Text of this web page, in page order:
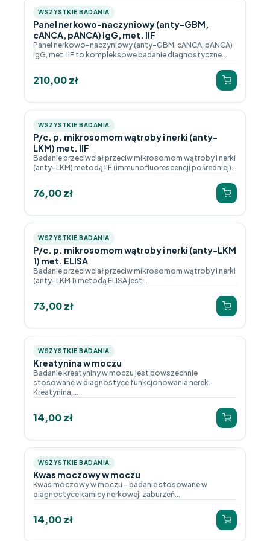
WSZYSTKIE BADANIA
Panel nerkowo-naczyniowy (anty-GBM,
cANCA, pANCA) IgG, met. IIF
Panel nerkowo-naczyniowy (anty-GBM, cANCA, pANCA)
IgG, met. IIF to kompleksowe badanie diagnostyczne...
210,00zł
WSZYSTKIE BADANIA
P/c. p. mikrosomom wątroby i nerki (anty-
LKM) met. IIF
Badanie przeciwciał przeciw mikrosomom wątroby i nerki
(anty-LKM) metodą IIF (immunofluorescencji pośredniej)...
76,00zł
WSZYSTKIE BADANIA
P/c. p. mikrosomom wątroby i nerki (anty-LKM
1) met. ELISA
Badanie przeciwciał przeciw mikrosomom wątroby i nerki
(anty-LKM 1) metodą ELISA jest...
73,00zł
WSZYSTKIE BADANIA
Kreatynina w moczu
Badanie kreatyniny w moczu jest powszechnie
stosowane w diagnostyce funkcjonowania nerek.
Kreatynina,...
14,00zł
WSZYSTKIE BADANIA
Kwas moczowy w moczu
Kwas moczowy w moczu – badanie stosowane w
diagnostyce kamicy nerkowej, zaburzeń...
14,00zł